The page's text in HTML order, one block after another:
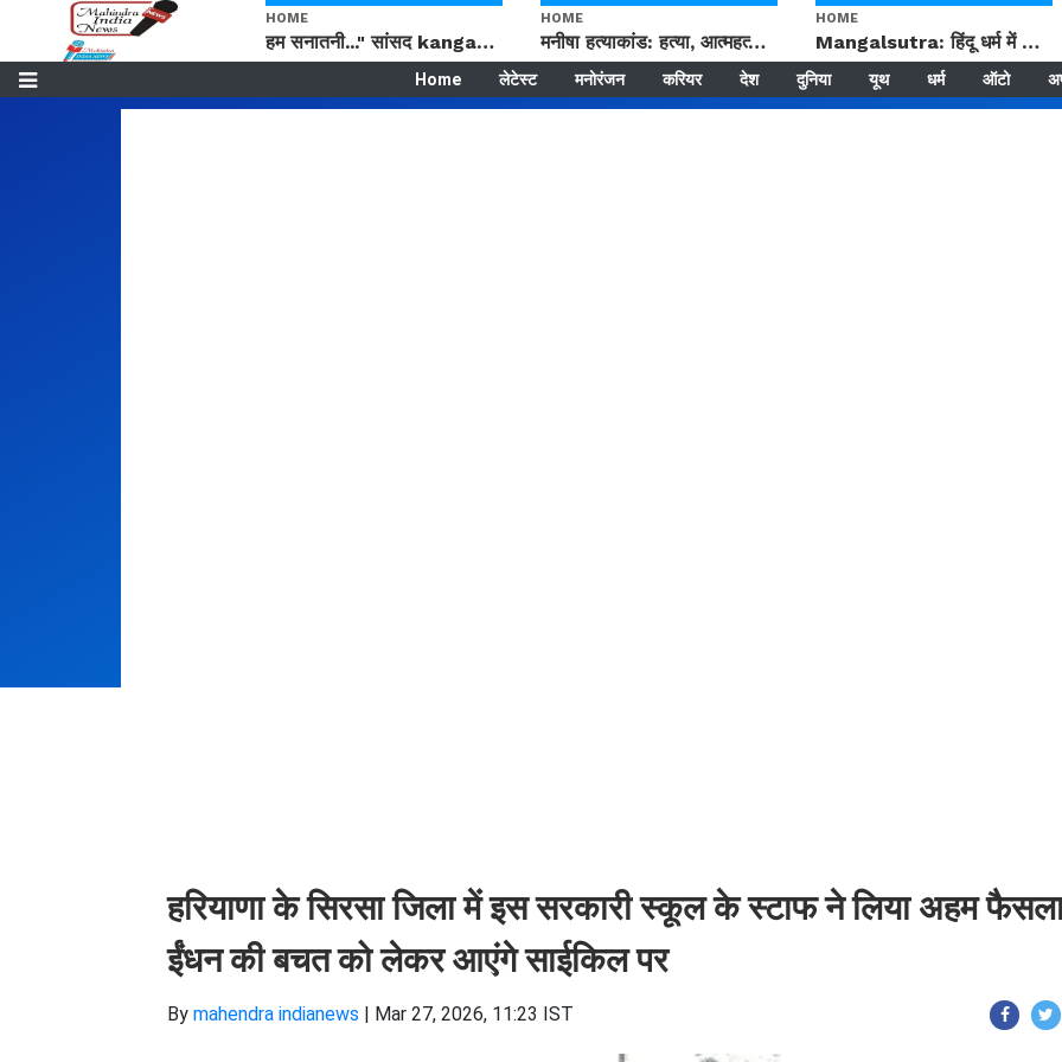
HOME
हम सनातनी..." सांसद kangana Ranaut से क्या बोली लड़की? Viral Jantar-Mantar | CJP protest
HOME
मनीषा हत्याकांड: हत्या, आत्महत्या या कोई बड़ा राज? | Full Story | Josh Haryana
HOME
Mangalsutra: हिंदू धर्म में शादी के बाद मंगलसूत्र क्यों पहनती है महिलाएं, किसने शुरु की ये परंपरा
Home लेटेस्ट मनोरंजन करियर देश दुनिया यूथ धर्म ऑटो
हरियाणा के सिरसा जिला में इस सरकारी स्कूल के स्टाफ ने लिया अहम
ईंधन की बचत को लेकर आएंगे साईकिल पर
By mahendra indianews | Mar 27, 2026, 11:23 IST